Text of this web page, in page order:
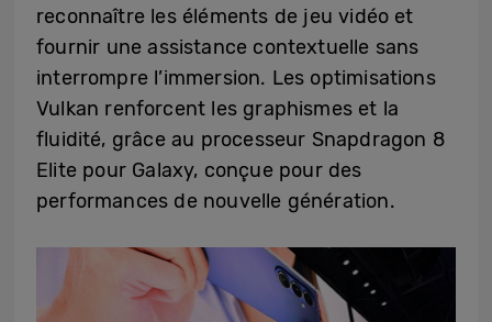
reconnaître les éléments de jeu vidéo et
fournir une assistance contextuelle sans
interrompre l’immersion. Les optimisations
Vulkan renforcent les graphismes et la
fluidité, grâce au processeur Snapdragon 8
Elite pour Galaxy, conçue pour des
performances de nouvelle génération.